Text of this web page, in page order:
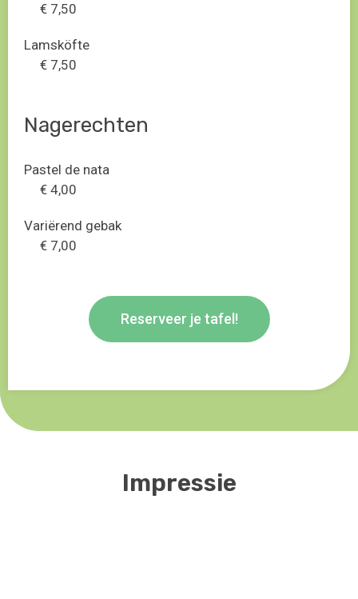
€ 7,50
Lamsköfte
€ 7,50
Nagerechten
Pastel de nata
€ 4,00
Variërend gebak
€ 7,00
Reserveer je tafel!
Impressie